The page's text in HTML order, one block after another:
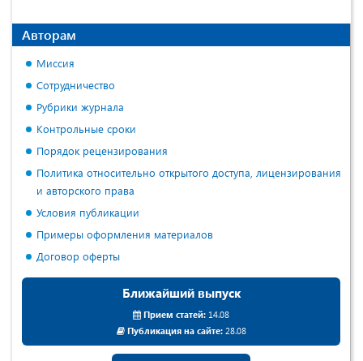
Авторам
Миссия
Сотрудничество
Рубрики журнала
Контрольные сроки
Порядок рецензирования
Политика относительно открытого доступа, лицензирования
и авторского права
Условия публикации
Примеры оформления материалов
Договор оферты
Ближайший выпуск
Прием статей: 14.08
Публикация на сайте:28.08